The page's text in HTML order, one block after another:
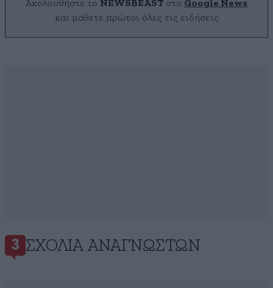
Ακολουθήστε το NEWSBEAST στο Google News
και μάθετε πρώτοι όλες τις ειδήσεις
3 ΣΧΌΛΙΑ ΑΝΑΓΝΩΣΤΏΝ